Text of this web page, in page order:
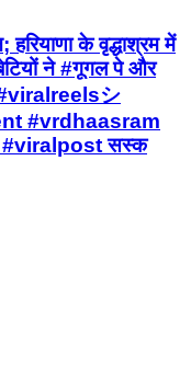
के वृद्धाश्रम में
ने #गूगल पे और
#viralreelsシ
#vrdhaasram
सस्क